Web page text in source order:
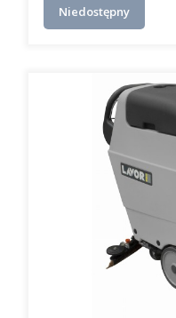
Niedostępny